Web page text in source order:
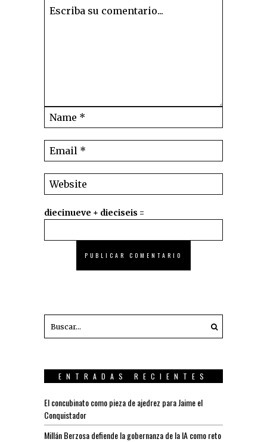
diecinueve + dieciseis =
ENTRADAS RECIENTES
El concubinato como pieza de ajedrez para Jaime el
Conquistador
Millán Berzosa defiende la gobernanza de la IA como reto